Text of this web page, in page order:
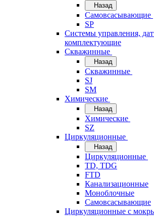
Назад
Самовсасывающие
SP
Системы управления,
комплектующие
Скважинные
Назад
Скважинные
SJ
SM
Химические
Назад
Химические
SZ
Циркуляционные
Назад
Циркуляционные
TD, TDG
FTD
Канализационные
Моноблочные
Самовсасывающие
Циркуляционные с